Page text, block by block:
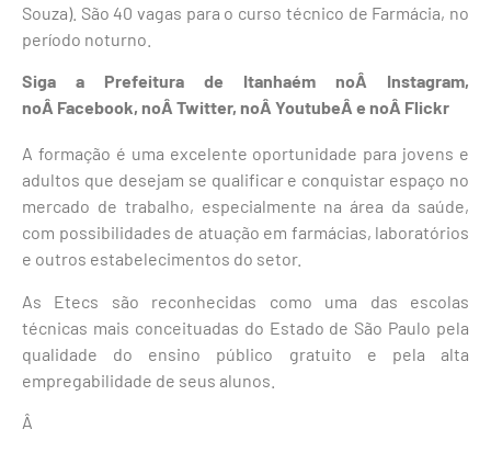
Souza). São 40 vagas para o curso técnico de Farmácia, no
período noturno.
Siga a Prefeitura de Itanhaém noÂ Instagram,
noÂ Facebook, noÂ Twitter, noÂ YoutubeÂ e noÂ Flickr
A formação é uma excelente oportunidade para jovens e
adultos que desejam se qualificar e conquistar espaço no
mercado de trabalho, especialmente na área da saúde,
com possibilidades de atuação em farmácias, laboratórios
e outros estabelecimentos do setor.
As Etecs são reconhecidas como uma das escolas
técnicas mais conceituadas do Estado de São Paulo pela
qualidade do ensino público gratuito e pela alta
empregabilidade de seus alunos.
Â